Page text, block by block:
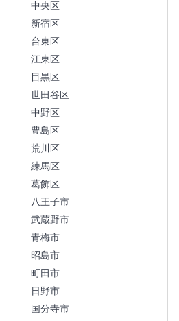
中央区
新宿区
台東区
江東区
目黒区
世田谷区
中野区
豊島区
荒川区
練馬区
葛飾区
八王子市
武蔵野市
青梅市
昭島市
町田市
日野市
国分寺市